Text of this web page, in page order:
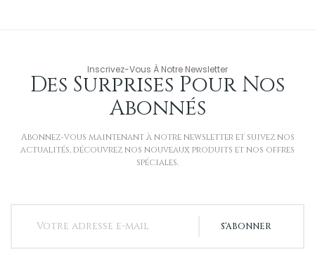
Inscrivez-Vous À Notre Newsletter
Des Surprises Pour Nos
Abonnés
Abonnez-vous maintenant à notre newsletter et suivez nos
actualités, découvrez nos nouveaux produits et nos offres
spéciales.
S’ABONNER